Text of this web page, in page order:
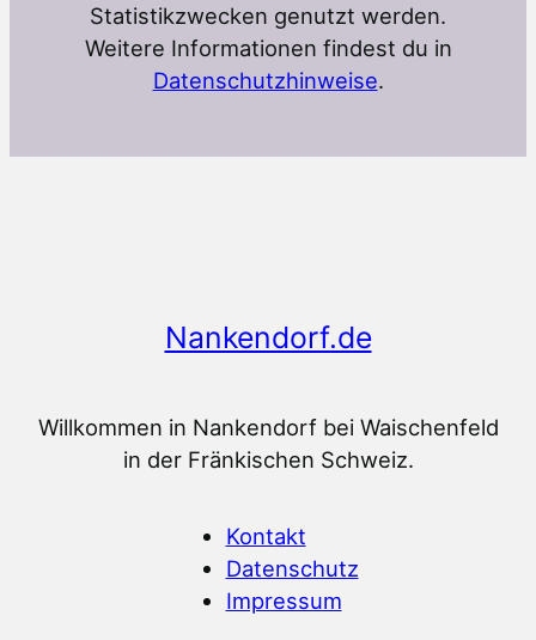
Statistikzwecken genutzt werden.
Weitere Informationen findest du in
Datenschutzhinweise.
Nankendorf.de
Willkommen in Nankendorf bei Waischenfeld
in der Fränkischen Schweiz.
Kontakt
Datenschutz
Impressum